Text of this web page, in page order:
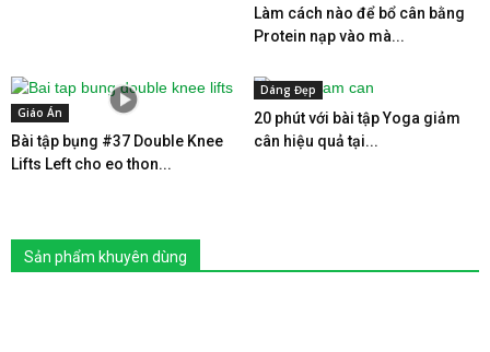
Làm cách nào để bổ cân bằng
Protein nạp vào mà...
Giáo Án
Bài tập bụng #37 Double Knee
Lifts Left cho eo thon...
Dáng Đẹp
20 phút với bài tập Yoga giảm
cân hiệu quả tại...
Sản phẩm khuyên dùng